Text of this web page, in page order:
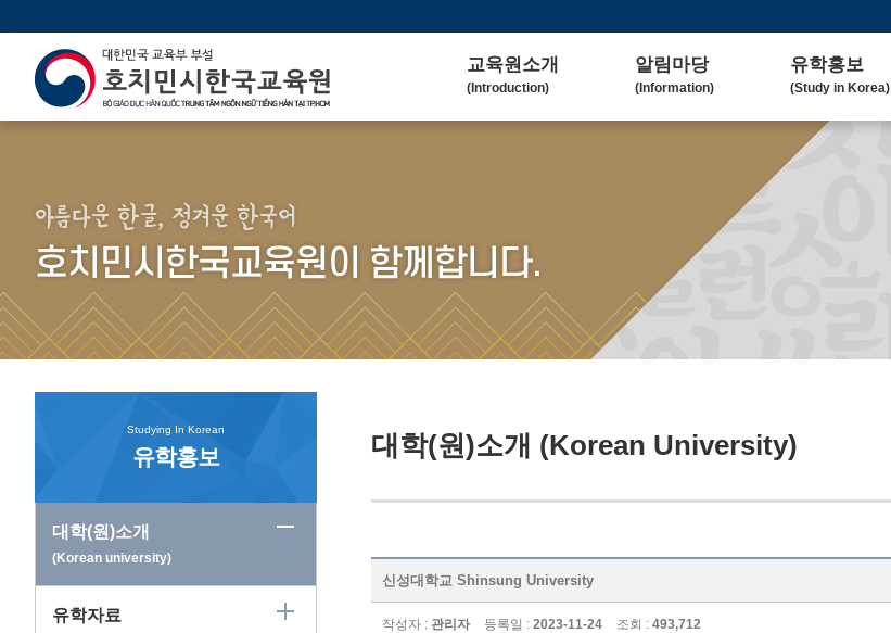
교육원소개
(Introduction)
(Main Duty)
(Korean Education)
연락처/위치
(Contact / Address)
알림마당
(Information)
언론보도
(Media Coverage)
유학홍보
(Study in Korea)
대학(원)소개
(Korean University)
(2023 Fair)
아름다운 한글, 정겨운 한국어
호치민시한국교육원이 함께합니다.
Studying In Korean
유학홍보
대학(원)소개
(Korean university)
유학자료
대학(원)소개 (Korean University)
신성대학교 Shinsung University
작성자 : 관리자 등록일 : 2023-11-24 조회 : 493,712